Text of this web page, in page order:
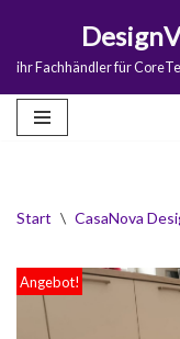
Zum
springen
ihr Fachhändler für
Start \ CasaNova
Angebot!